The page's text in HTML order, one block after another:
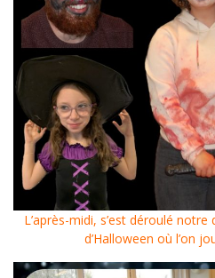
L’après-midi, s’est déroulé
d’Halloween où l’on